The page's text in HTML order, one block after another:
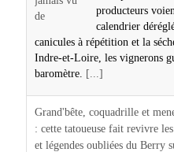
producteurs
calendrier
canicules à répétition et la
Indre-et-Loire, les vignerons
baromètre.
[...]
Grand'bête, coquadrille et
: cette tatoueuse fait revivre
et légendes oubliées du Berry